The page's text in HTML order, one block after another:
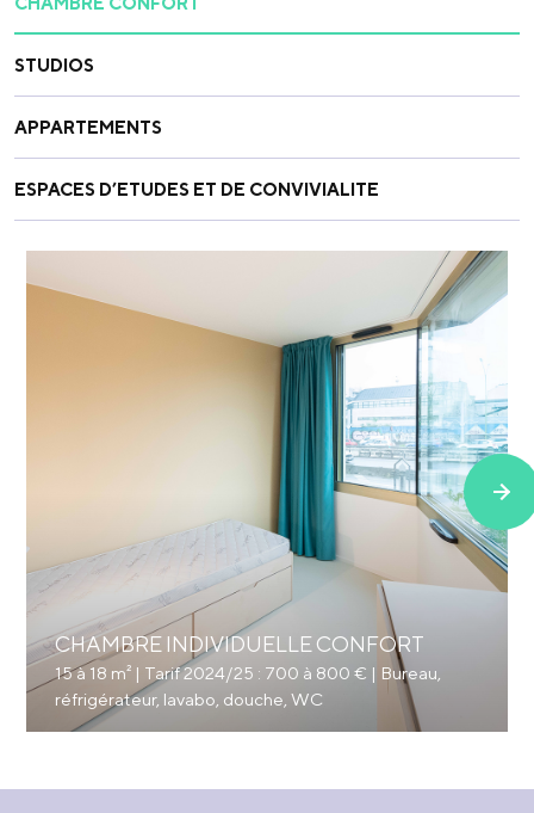
STUDIOS
APPARTEMENTS
ESPACES D’ETUDES ET DE CONVIVIALITE
CHAMBRE INDIVIDUELLE CONFORT
15 à 18 m² | Tarif 2024/25 : 700 à 800 € | Bureau,
réfrigérateur, lavabo, douche, WC